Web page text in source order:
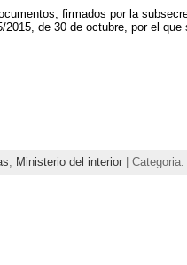
firmados por la
de 30 de octubre, por el
Ministerio del interior| Categoria: